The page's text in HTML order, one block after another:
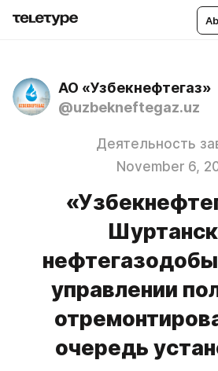
АО «Узбекнефтегаз»
@uzbekneftegaz.uz
Деятельность
November 6,
управлении
очередь